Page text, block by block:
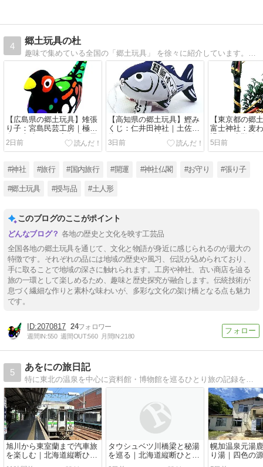
4
郷土玩具の杜
【広島県の郷土玩具】雉張
り子：宮島民芸工房｜極彩
色が素晴らしい宮島張り子
2日前
【高知県の郷土玩具】鰹み
くじ：仁井田神社｜土佐名
物 カツオの一本釣り！
3日前
【東京都の郷
富士神社：麦
退散・水難除
5日前
#神社 #旅行 #国内旅行 #開運 #神社仏閣 #お守り #張り子
#郷土玩具 #授与品 #土人形
このブログのここがポイント
各地の歴史と文化を映す工芸品
全国各地の郷土玩具を通じて、文化と物語が身近に感じられるのが最大の
特徴です。それぞれの品には地域の歴史や風习、伝説が込められており、
手に取ることで地域の深さに触れられます。工房や神社、古い商店を辿る
旅の一環として楽しめるため、趣味と歴史探究が融合します。伝統技術が
息づく繊細な作りと素朴な味わいが、多彩な文化の架け橋となる点も魅力
です。
2070817 24
週間IN:550 週間OUT:560 月間IN:2180
5
あをにの旅日記
特に東北の温泉を中心に資料館・博物館を巡るひとり旅の記録を気ままに記します
旭川から東室蘭まで汽車旅
を楽しむ｜北海道縦断ひと
り旅【六日目】
タウシュベツ川橋梁と秘湯
を巡る｜北海道縦断ひとり
旅【五日目】
幌加温泉元湯
り湯｜四色の
境の中の秘湯